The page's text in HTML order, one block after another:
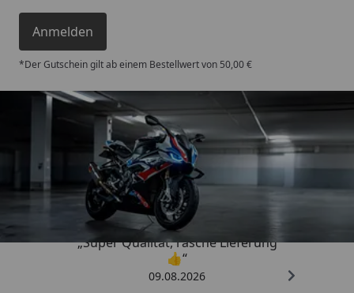
Anmelden
*Der Gutschein gilt ab einem Bestellwert von 50,00 €
Trusted Shops
4,85/ 5
„Super Qualität, rasche Lieferung
👍“
09.08.2026